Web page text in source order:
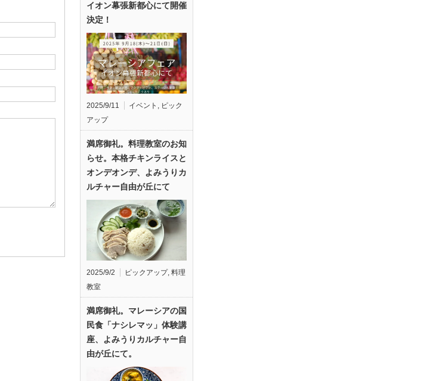
イオン幕張新都心にて開催
決定！
2025/9/11 イベント , ピック
アップ
満席御礼。料理教室のお知
らせ。本格チキンライスと
オンデオンデ、よみうりカ
ルチャー自由が丘にて
2025/9/2 ピックアップ, 料理
教室
満席御礼。マレーシアの国
民食「ナシレマッ」体験講
座、よみうりカルチャー自
由が丘にて。